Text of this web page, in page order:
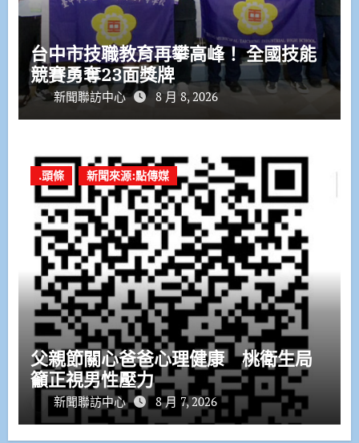
台中市技職教育再攀高峰！ 全國技能
競賽勇奪23面獎牌
新聞聯訪中心 8 月 8, 2026
.頭條 新聞來源:點傳媒
父親節關心爸爸心理健康 桃衛生局
籲正視男性壓力
新聞聯訪中心 8 月 7, 2026